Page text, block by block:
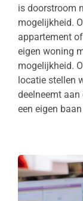
is doorstroom
mogelijkheid.
appartement
eigen woning
mogelijkheid.
locatie stellen
deelneemt
een eigen